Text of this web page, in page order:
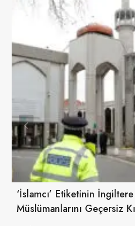
‘İslamcı’ Etiketinin İngiltere
Müslümanlarını Geçersiz